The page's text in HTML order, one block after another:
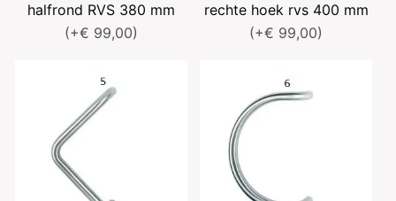
halfrond RVS 380 mm
(+€ 99,00)
rechte hoek rvs 400 mm
(+€ 99,00)